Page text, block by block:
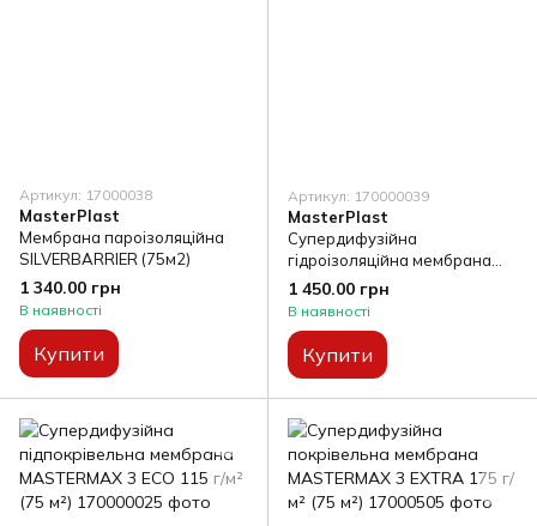
Артикул: 17000038
MasterPlast
Мембрана пароізоляційна
SILVERBARRIER (75м2)
1 340.00 грн
В наявності
Купити
Артикул: 170000039
MasterPlast
Супердифузійна
гідроізоляційна мембрана
Mastermax Difoil-S 95 г/м² (75
м2)
1 450.00 грн
В наявності
Купити